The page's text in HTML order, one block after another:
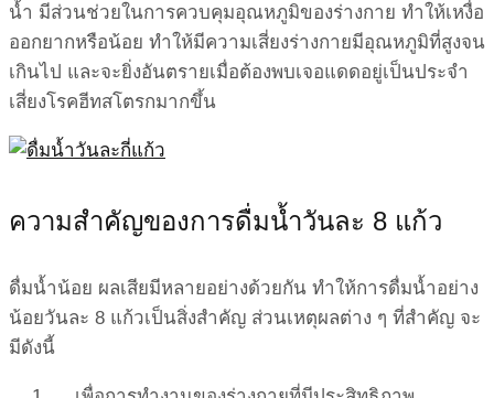
น้ำ มีส่วนช่วยในการควบคุมอุณหภูมิของร่างกาย ทำให้เหงื่อ
ออกยากหรือน้อย ทำให้มีความเสี่ยงร่างกายมีอุณหภูมิที่สูงจน
เกินไป และจะยิ่งอันตรายเมื่อต้องพบเจอแดดอยู่เป็นประจำ
เสี่ยงโรคฮีทสโตรกมากขึ้น
ความสำคัญของการดื่มน้ำวันละ 8 แก้ว
ดื่มน้ำน้อย ผลเสียมีหลายอย่างด้วยกัน ทำให้การดื่มน้ำอย่าง
น้อยวันละ 8 แก้วเป็นสิ่งสำคัญ ส่วนเหตุผลต่าง ๆ ที่สำคัญ จะ
มีดังนี้